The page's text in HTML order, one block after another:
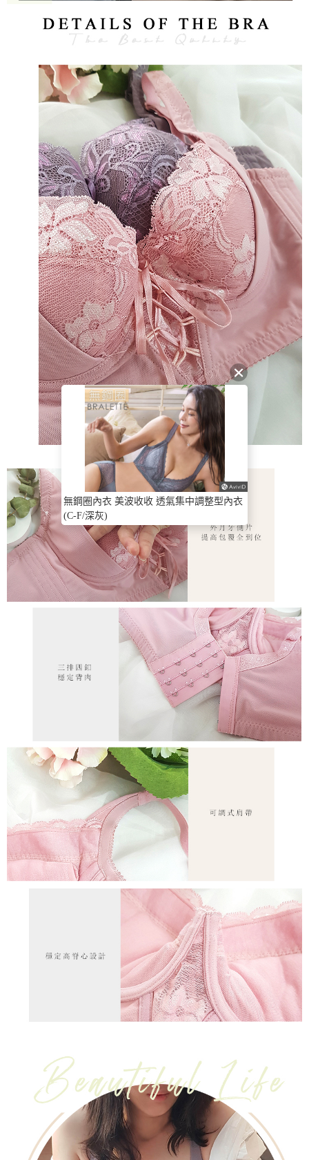
無鋼圈內衣 美波收收 透氣集中調整型內衣
(C-F/深灰)